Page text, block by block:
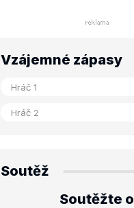
Vzájemné zápasy
Soutěž
Soutěžte o